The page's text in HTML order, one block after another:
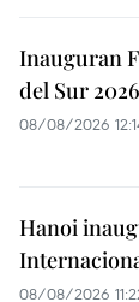
Inauguran
del Sur
08/08/2026
Hanoi
08/08/2026